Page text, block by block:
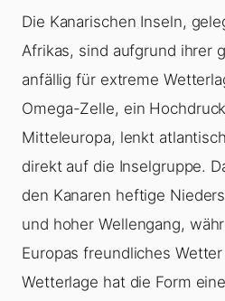
Die Kanarischen Inseln,
Afrikas, sind aufgrund ihrer
anfällig für extreme
Omega-Zelle, ein
Mitteleuropa, lenkt
direkt auf die Inselgruppe.
den Kanaren heftige
und hoher Wellengang,
Europas freundliches
Wetterlage hat die Form